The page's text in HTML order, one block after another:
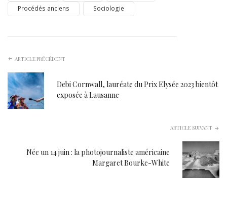
Procédés anciens
Sociologie
ARTICLE PRÉCÉDENT
Debi Cornwall, lauréate du Prix Elysée 2023 bientôt
exposée à Lausanne
ARTICLE SUIVANT
Née un 14 juin : la photojournaliste américaine
Margaret Bourke-White